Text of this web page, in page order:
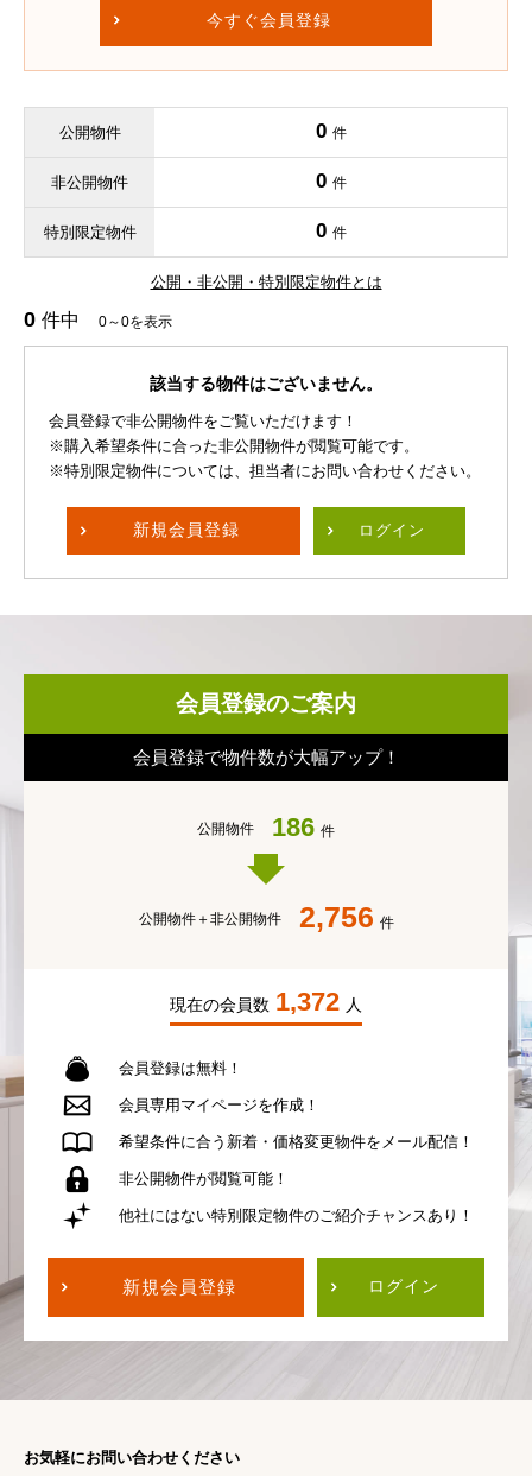
今すぐ会員登録
公開物件 0 件
非公開物件 0 件
特別限定物件 0 件
公開・非公開・特別限定物件とは
0 件中 0～0を表示
該当する物件はございません。
会員登録で非公開物件をご覧いただけます！
※購入希望条件に合った非公開物件が閲覧可能です。
※特別限定物件については、担当者にお問い合わせください。
新規会員登録 ログイン
会員登録のご案内
会員登録で物件数が大幅アップ！
公開物件 186 件
公開物件＋非公開物件 2,756 件
現在の会員数 1,372 人
会員登録は無料！
会員専用 マイページを作成！
希望条件に合う 新着・価格変更物件を メール配信！
非公開物件が閲覧可能！
他社にはない特別限定物件のご紹介チャンスあり！
新規会員登録 ログイン
お気軽にお問い合わせください